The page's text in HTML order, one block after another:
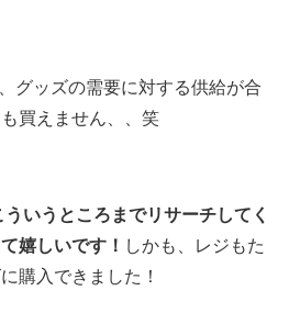
グッズの需要に対する供給が合
買えません、、笑
いうところまでリサーチしてく
嬉しいです！ しかも、レジもた
購入できました！